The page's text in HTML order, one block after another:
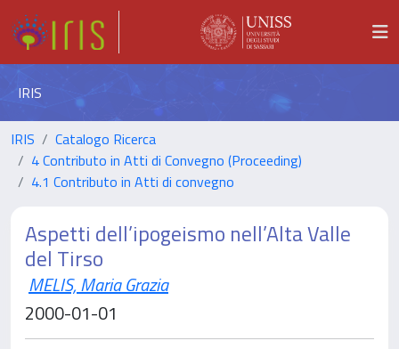
IRIS
IRIS
Catalogo Ricerca
4 Contributo in Atti di Convegno (Proceeding)
4.1 Contributo in Atti di convegno
Aspetti dell’ipogeismo nell’Alta Valle
del Tirso
MELIS, Maria Grazia
2000-01-01